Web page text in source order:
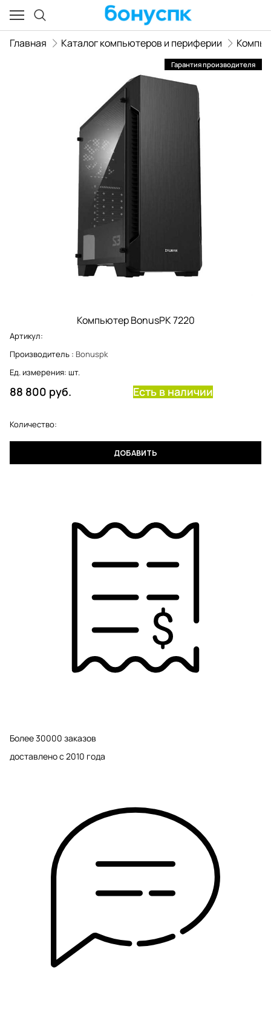
Главная Каталог компьютеров и периферии
Гарантия производителя
Компьютер BonusPK 7220
Артикул:
Производитель : Bonuspk
Ед. измерения: шт.
88 800 руб. Есть в наличии
Количество:
ДОБАВИТЬ
Более 30000 заказов
доставлено с 2010 года